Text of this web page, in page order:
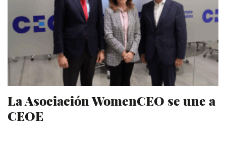
La Asociación WomenCEO se une a
CEOE